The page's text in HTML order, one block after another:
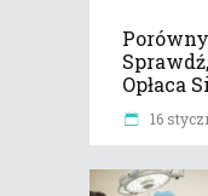
Opłaca
16